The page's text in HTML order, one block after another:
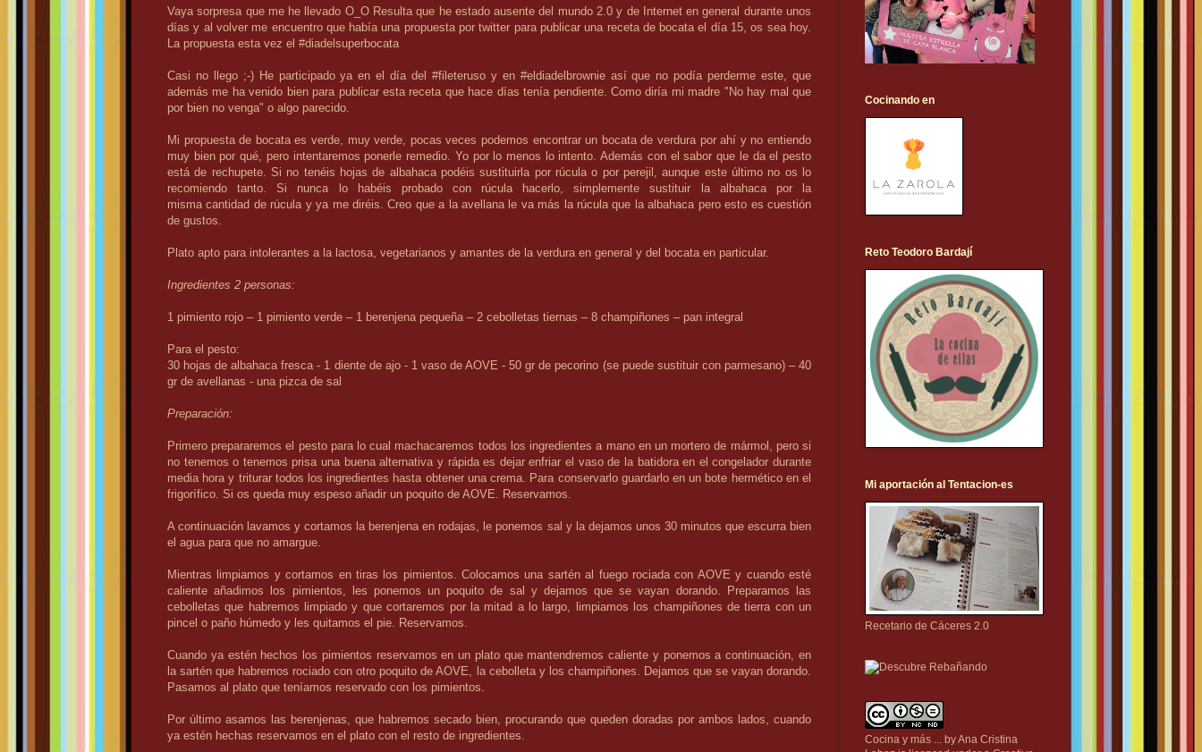
Vaya sorpresa que me he llevado O_O Resulta que he estado ausente del mundo 2.0 y de Internet en general durante unos
días y al volver me encuentro que había una propuesta por twitter para publicar una receta de bocata el día 15, os sea hoy.
La propuesta esta vez el #diadelsuperbocata
Casi no llego ;-) He participado ya en el día del #fileterusoy en #eldiadelbrownieasí que no podía perderme este, que
además me ha venido bien para publicar esta receta que hace días tenía pendiente. Como diría mi madre "No hay mal que
por bien no venga" o algo parecido.
Mi propuesta de bocata es verde, muy verde, pocas veces podemos encontrar un bocata de verdura por ahí y no entiendo
muy bien por qué, pero intentaremos ponerle remedio. Yo por lo menos lo intento. Además con el sabor que le da el pesto
está de rechupete. Si no tenéis hojas de albahaca podéis sustituirla por rúcula o por perejil, aunque este último no os lo
recomiendo tanto. Si nunca lo habéis probado con rúcula hacerlo, simplemente sustituir la albahaca por la
misma cantidad de rúcula y ya me diréis. Creo que a la avellana le va más la rúcula que la albahaca pero esto es cuestión
de gustos.
Plato apto para intolerantes a la lactosa, vegetarianos y amantes de la verdura en general y del bocata en particular.
Ingredientes 2 personas:
1 pimiento rojo – 1 pimiento verde – 1 berenjena pequeña – 2 cebolletas tiernas – 8 champiñones – pan integral
Para el pesto:
30 hojas de albahaca fresca - 1 diente de ajo - 1 vaso de AOVE - 50 gr de pecorino (se puede sustituir con parmesano) – 40
gr de avellanas - una pizca de sal
Preparación:
Primero prepararemos el pesto para lo cual machacaremos todos los ingredientes a mano en un mortero de mármol, pero si
no tenemos o tenemos prisa una buena alternativa y rápida es dejar enfriar el vaso de la batidora en el congelador durante
media hora y triturar todos los ingredientes hasta obtener una crema. Para conservarlo guardarlo en un bote hermético en el
frigorífico. Si os queda muy espeso añadir un poquito de AOVE. Reservamos.
A continuación lavamos y cortamos la berenjena en rodajas, le ponemos sal y la dejamos unos 30 minutos que escurra bien
el agua para que no amargue.
Mientras limpiamos y cortamos en tiras los pimientos. Colocamos una sartén al fuego rociada con AOVE y cuando esté
caliente añadimos los pimientos, les ponemos un poquito de sal y dejamos que se vayan dorando. Preparamos las
cebolletas que habremos limpiado y que cortaremos por la mitad a lo largo, limpiamos los champiñones de tierra con un
pincel o paño húmedo y les quitamos el pie. Reservamos.
Cuando ya estén hechos los pimientos reservamos en un plato que mantendremos caliente y ponemos a continuación, en
la sartén que habremos rociado con otro poquito de AOVE, la cebolleta y los champiñones. Dejamos que se vayan dorando.
Pasamos al plato que teníamos reservado con los pimientos.
Por último asamos las berenjenas, que habremos secado bien, procurando que queden doradas por ambos lados, cuando
ya estén hechas reservamos en el plato con el resto de ingredientes.
Cocinando en
Reto Teodoro Bardají
Mi aportación al Tentacion-es
Recetario de Cáceres 2.0
Cocina y más ... byAna Cristina